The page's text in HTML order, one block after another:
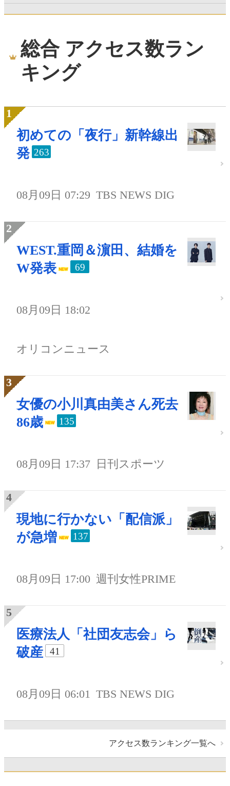
総合 アクセス数ラン
キング
初めての「夜行」新幹線出
発 263
08月09日 07:29 TBS NEWS DIG
WEST.重岡＆濵田、結婚を
W発表
69
08月09日 18:02
オリコンニュース
女優の小川真由美さん死去
86歳
135
08月09日 17:37 日刊スポーツ
現地に行かない「配信派」
が急増
137
08月09日 17:00 週刊女性PRIME
医療法人「社団友志会」ら
破産
41
08月09日 06:01 TBS NEWS DIG
アクセス数ランキング一覧へ